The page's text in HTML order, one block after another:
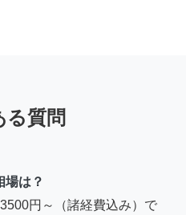
る質問
場は？
円～（諸経費込み）で